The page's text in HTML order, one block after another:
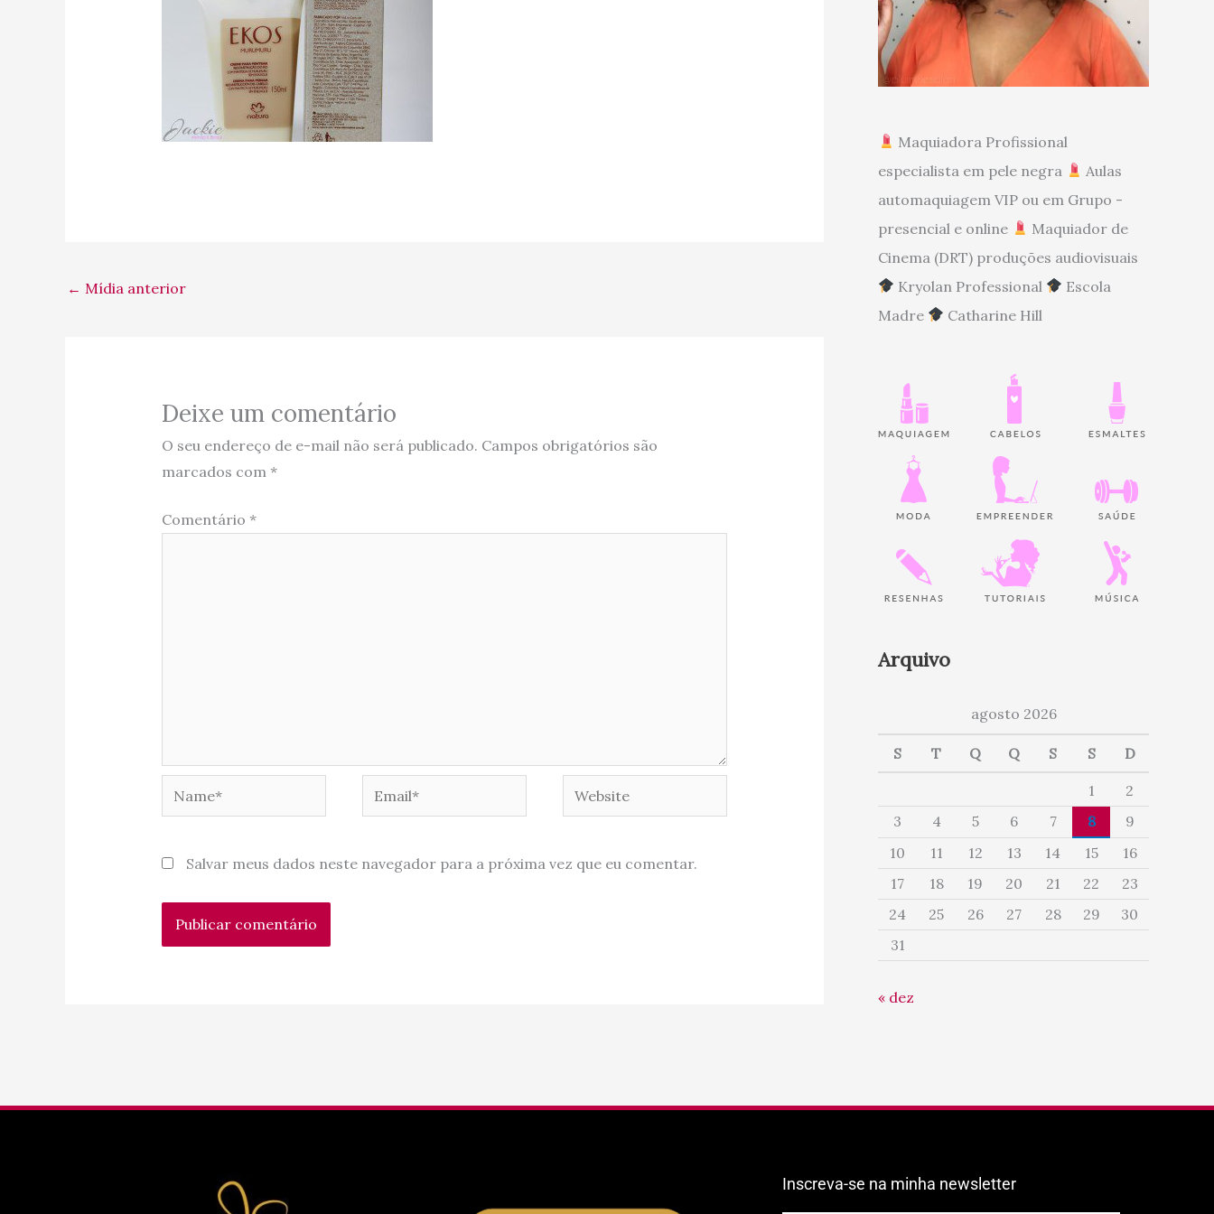
← Mídia anterior
Deixe um comentário
O seu endereço de e-mail não será publicado. Campos obrigatórios são
marcados com *
Comentário *
Website
Salvar meus dados neste navegador para a próxima vez que eu comentar.
Maquiadora Profissional
especialista em pele negra
Aulas
automaquiagem VIP ou em Grupo -
presencial e online
Maquiador de
Cinema (DRT) produções audiovisuais
Kryolan Professional
Escola
Madre
Catharine Hill
Arquivo
agosto 2026
S T Q Q S S D
1
2
3
4 5 6 7 8
9
10
11 12 13 14 15
16
17
18 19 20 21 22
23
24
25 26 27 28 29
30
31
« dez
Inscreva-se na minha newsletter